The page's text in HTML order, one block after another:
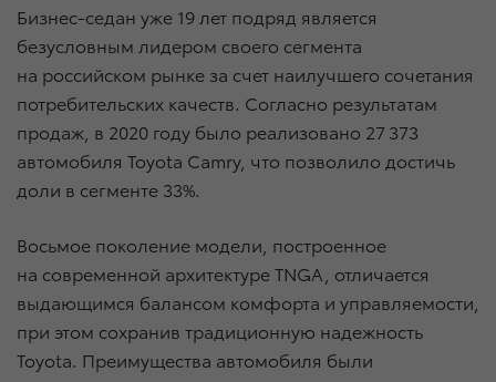
Бизнес-седан уже 19 лет подряд является
безусловным лидером своего сегмента
на российском рынке за счет наилучшего сочетания
потребительских качеств. Согласно результатам
продаж, в 2020 году было реализовано 27 373
автомобиля Toyota Camry, что позволило достичь
доли в сегменте 33%.
Восьмое поколение модели, построенное
на современной архитектуре TNGA, отличается
выдающимся балансом комфорта и управляемости,
при этом сохранив традиционную надежность
Toyota. Преимущества автомобиля были